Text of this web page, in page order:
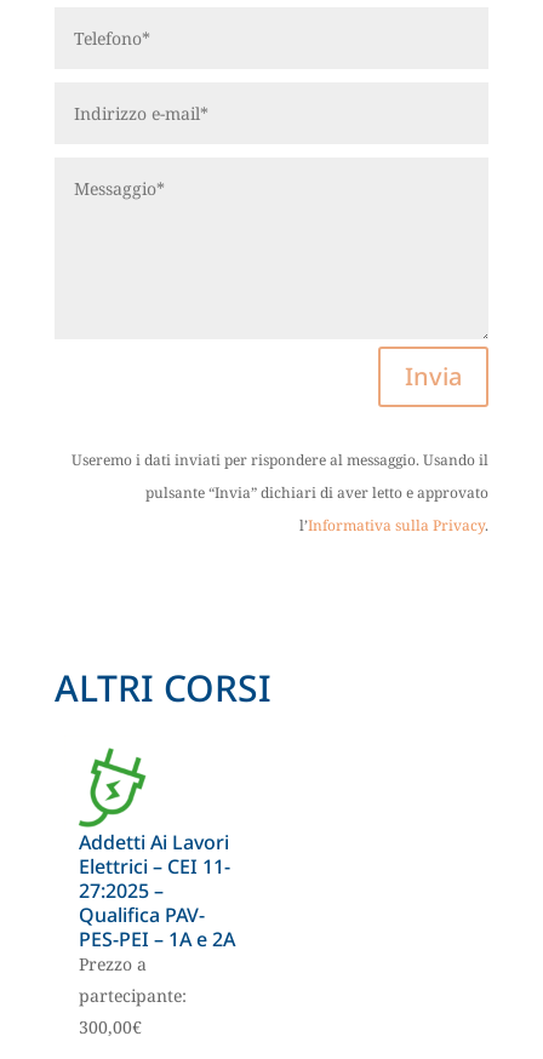
Invia
Useremo i dati inviati per rispondere al messaggio. Usando il
pulsante “Invia” dichiari di aver letto e approvato
l’Informativa sulla Privacy.
ALTRI CORSI
Addetti Ai Lavori
Elettrici – CEI 11-
27:2025 –
Qualifica PAV-
PES-PEI – 1A e 2A
Prezzo a
partecipante:
300,00€